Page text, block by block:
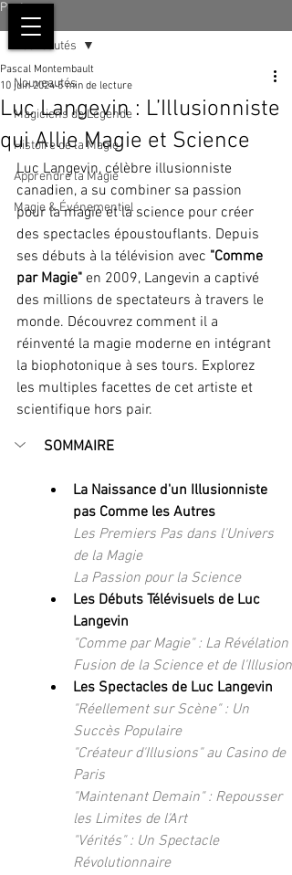
Post
Nouveautés
Magiciens de Légende
Histoire de la Magie
Apprendre la Magie
Magie & Événementiel
Nouveautés
Luc Langevin : L’Illusionniste
qui Allie Magie et Science
Pascal Montembault
10 juin 2024 5 min de lecture
Luc Langevin, célèbre illusionniste
canadien, a su combiner sa passion
pour la magie et la science pour créer
des spectacles époustouflants. Depuis
ses débuts à la télévision avec "Comme
par Magie" en 2009, Langevin a captivé
des millions de spectateurs à travers le
monde. Découvrez comment il a
réinventé la magie moderne en intégrant
la biophotonique à ses tours. Explorez
les multiples facettes de cet artiste et
scientifique hors pair.
SOMMAIRE
La Naissance d'un Illusionniste
pas Comme les Autres
Les Premiers Pas dans l'Univers
de la Magie
La Passion pour la Science
Les Débuts Télévisuels de Luc
Langevin
"Comme par Magie" : La Révélation
Fusion de la Science et de l'Illusion
Les Spectacles de Luc Langevin
"Réellement sur Scène" : Un
Succès Populaire
"Créateur d'Illusions" au Casino de
Paris
"Maintenant Demain" : Repousser
les Limites de l'Art
"Vérités" : Un Spectacle
Révolutionnaire